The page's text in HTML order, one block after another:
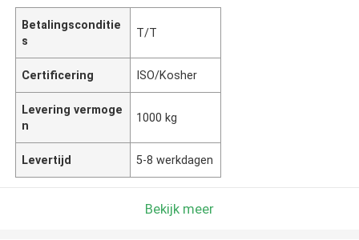
Betalingsconditie
s
T/T
Certificering ISO/Kosher
Levering vermoge
n
1000 kg
Levertijd 5-8 werkdagen
Bekijk meer